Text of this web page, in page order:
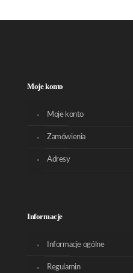
Moje konto
Moje konto
Zamówienia
Adresy
Informacje
Informacje ogólne
Regulamin